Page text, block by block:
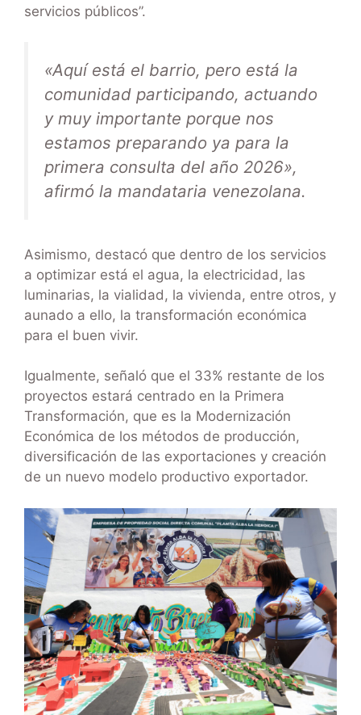
servicios públicos”.
«Aquí está el barrio, pero está la
comunidad participando, actuando
y muy importante porque nos
estamos preparando ya para la
primera consulta del año 2026»,
afirmó la mandataria venezolana.
Asimismo, destacó que dentro de los servicios
a optimizar está el agua, la electricidad, las
luminarias, la vialidad, la vivienda, entre otros, y
aunado a ello, la transformación económica
para el buen vivir.
Igualmente, señaló que el 33% restante de los
proyectos estará centrado en la Primera
Transformación, que es la Modernización
Económica de los métodos de producción,
diversificación de las exportaciones y creación
de un nuevo modelo productivo exportador.